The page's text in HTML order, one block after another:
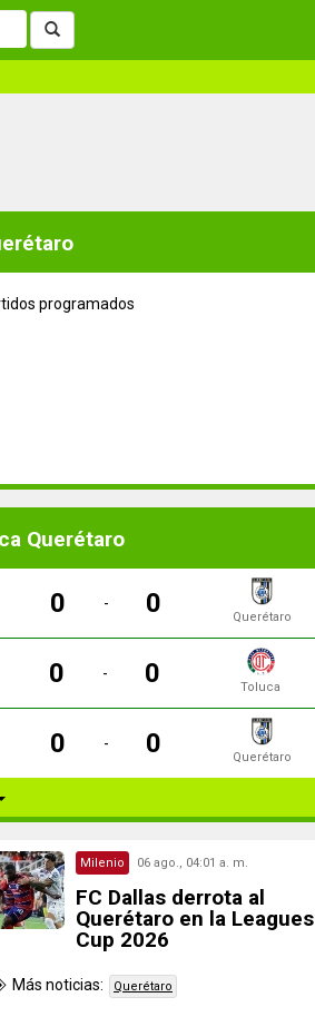
programados
Querétaro
0 - 0 Querétaro
0 - 0 Toluca
0 - 0 Querétaro
Milenio 06 ago., 04:01 a. m.
FC Dallas derrota al
Querétaro en la Leagues
Cup 2026
Más noticias: Querétaro